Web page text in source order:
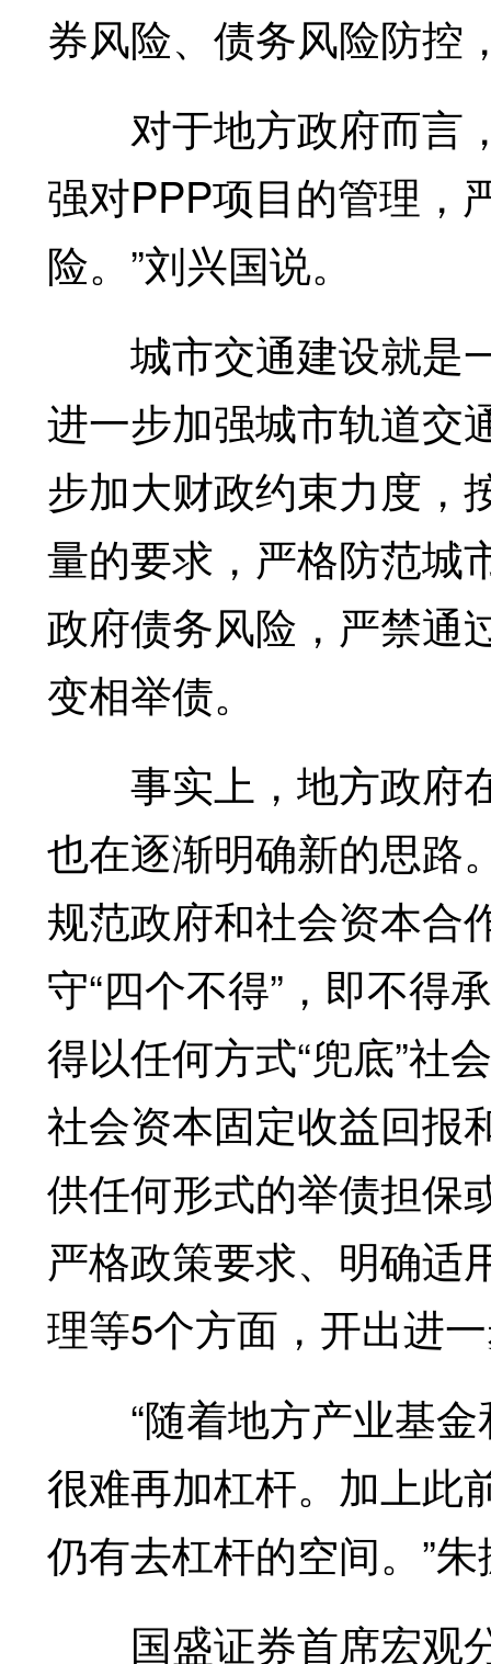
券风险、债务风险防控
对于地方政府而言，
强对PPP项目的管理，
险。”刘兴国说。
城市交通建设就是
进一步加强城市轨道交
步加大财政约束力度，
量的要求，严格防范城
政府债务风险，严禁通
变相举债。
事实上，地方政府
也在逐渐明确新的思路
规范政府和社会资本合
守“四个不得”，即不得
得以任何方式“兜底”社
社会资本固定收益回报
供任何形式的举债担保
严格政策要求、明确适
理等5个方面，开出进
“随着地方产业基金
很难再加杠杆。加上此
仍有去杠杆的空间。”
国盛证券首席宏观